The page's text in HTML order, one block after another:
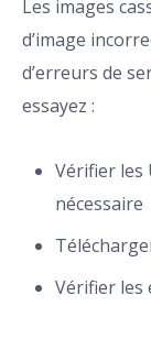
Les images
d’image
d’erreurs de
essayez :
Vérifier les
nécessaire
Vérifier les